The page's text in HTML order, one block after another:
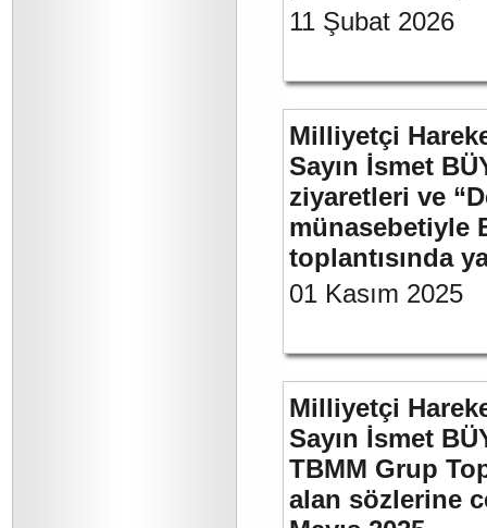
11 Şubat 2026
Milliyetçi
Sayın İsmet
ziyaretleri ve
münasebetiyle
toplantısında
01 Kasım 2025
Milliyetçi
Sayın İsmet
TBMM Grup
alan sözlerine